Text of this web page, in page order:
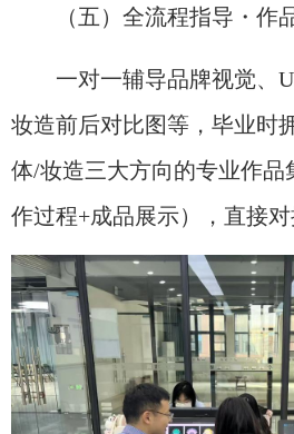
（五）全流程指导・作
一对一辅导品牌视觉、
妆造前后对比图等，毕业时
体/妆造三大方向的专业作品
作过程+成品展示），直接对